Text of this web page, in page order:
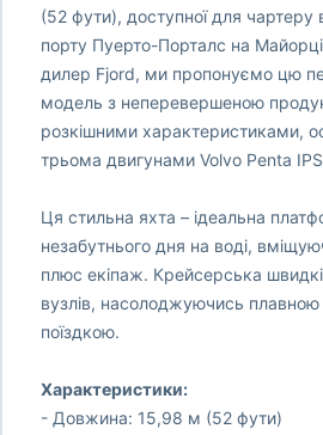
(52 фути), доступної для
порту Пуерто-Порталс на
дилер Fjord, ми пропонуємо цю
модель з неперевершеною
розкішними характеристиками,
трьома двигунами Volvo Penta
Ця стильна яхта – ідеальна
незабутнього дня на воді,
плюс екіпаж. Крейсерська
вузлів, насолоджуючись
поїздкою.
Характеристики:
- Довжина: 15,98 м (52 фути)